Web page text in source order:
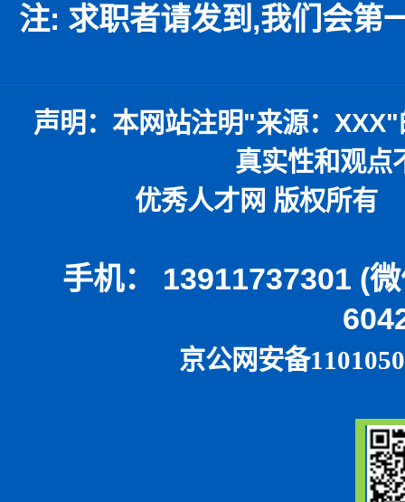
注: 求职者请发到,我们会第
声明：本网站注明"来源： XXX"
真实性和观点
优秀人才网 版权所有 本网
手机： 13911737301 (
京公网安备